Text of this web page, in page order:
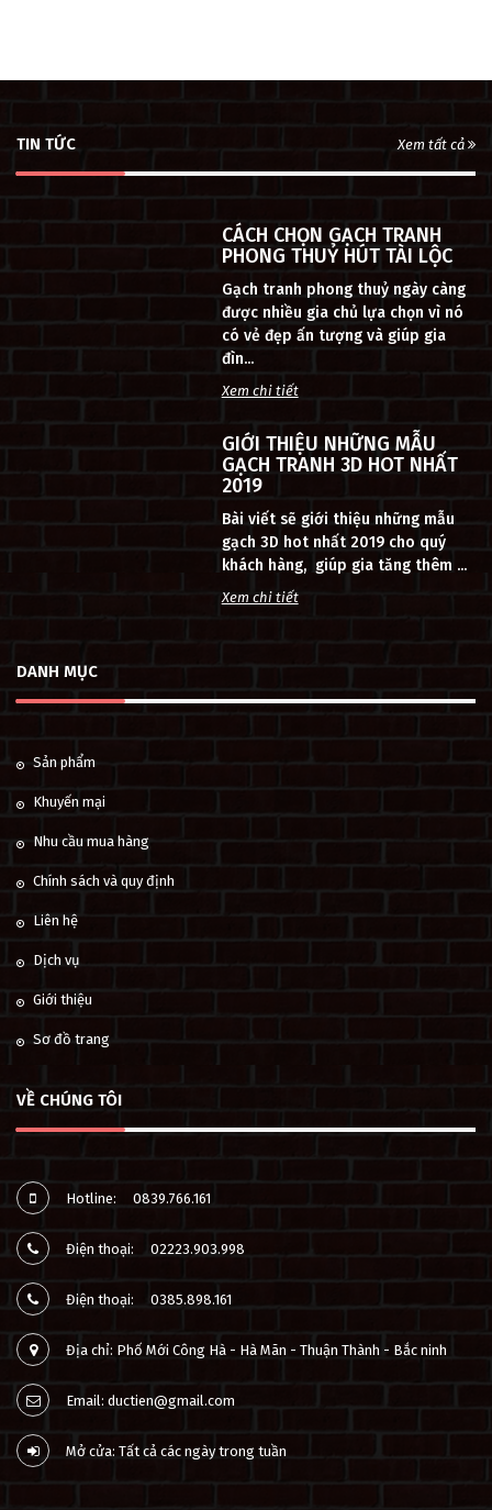
TIN TỨC Xem tất cả
CÁCH CHỌN GẠCH TRANH
PHONG THUỶ HÚT TÀI LỘC
Gạch tranh phong thuỷ ngày càng
được nhiều gia chủ lựa chọn vì nó
có vẻ đẹp ấn tượng và giúp gia
đìn...
Xem chi tiết
GIỚI THIỆU NHỮNG MẪU
GẠCH TRANH 3D HOT NHẤT
2019
Bài viết sẽ giới thiệu những mẫu
gạch 3D hot nhất 2019 cho quý
khách hàng, giúp gia tăng thêm ...
Xem chi tiết
DANH MỤC
Sản phẩm
Khuyến mại
Nhu cầu mua hàng
Chính sách và quy định
Liên hệ
Dịch vụ
Giới thiệu
Sơ đồ trang
VỀ CHÚNG TÔI
Hotline: 0839.766.161
Điện thoại: 02223.903.998
Điện thoại: 0385.898.161
Địa chỉ: Phố Mới Công Hà - Hà Mãn - Thuận Thành - Bắc ninh
Email: ductien@gmail.com
Mở cửa: Tất cả các ngày trong tuần